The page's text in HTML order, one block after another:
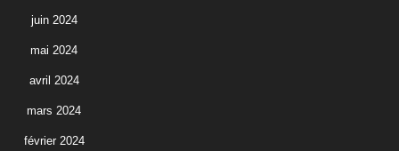
juin 2024
mai 2024
avril 2024
mars 2024
février 2024